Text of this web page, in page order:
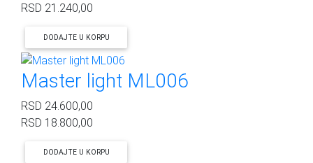
RSD 21.240,00
DODAJTE U KORPU
Master light ML006
RSD 24.600,00
RSD 18.800,00
DODAJTE U KORPU